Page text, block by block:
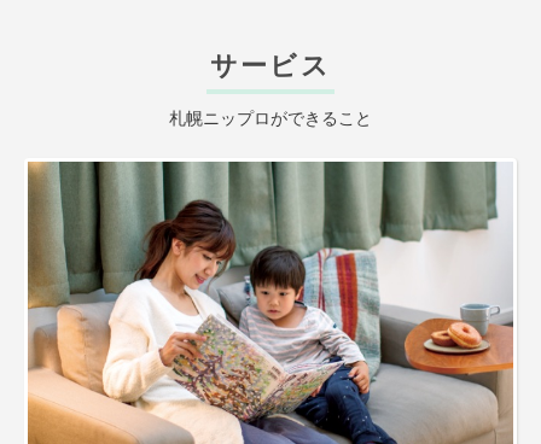
サービス
札幌ニップロができること